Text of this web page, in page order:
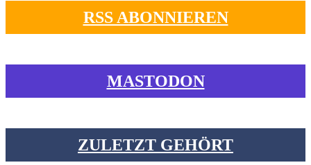
RSS ABONNIEREN
MASTODON
ZULETZT GEHÖRT